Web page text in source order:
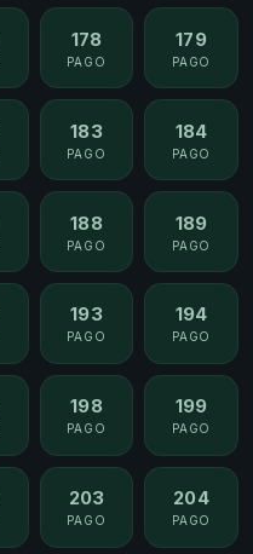
178
PAGO
179
PAGO
183
PAGO
184
PAGO
188
PAGO
189
PAGO
193
PAGO
194
PAGO
198
PAGO
199
PAGO
203
PAGO
204
PAGO